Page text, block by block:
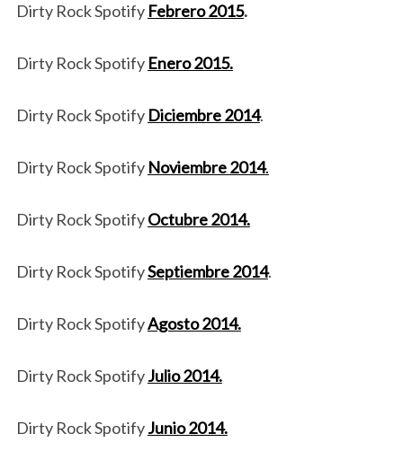
Dirty Rock Spotify Febrero 2015.
Dirty Rock Spotify Enero 2015.
Dirty Rock Spotify Diciembre 2014.
Dirty Rock Spotify Noviembre 2014.
Dirty Rock SpotifyOctubre 2014.
Dirty Rock SpotifySeptiembre 2014.
Dirty Rock SpotifyAgosto 2014.
Dirty Rock SpotifyJulio 2014.
Dirty Rock SpotifyJunio 2014.